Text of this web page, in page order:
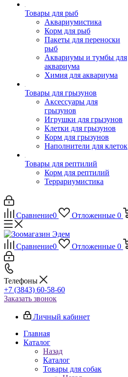
Товары для рыб
Аквариумистика
Корм для рыб
Пакеты для переноски
рыб
Аквариумы и тумбы для
аквариума
Химия для аквариума
Товары для грызунов
Аксессуары для
грызунов
Игрушки для грызунов
Клетки для грызунов
Корм для грызунов
Наполнители для клеток
Товары для рептилий
Корм для рептилий
Террариумистика
Сравнение0 Отложенные 0
Сравнение0 Отложенные 0
Телефоны
+7 (3843) 60-58-60
Заказать звонок
Личный кабинет
Главная
Каталог
Назад
Каталог
Товары для собак